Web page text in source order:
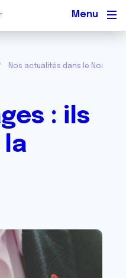
Nos actualités dans le Nord
: ils